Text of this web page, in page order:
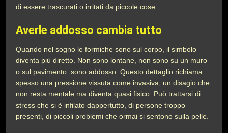
di essere trascurati o irritati da piccole cose.
Averle addosso cambia tutto
Quando nel sogno le formiche sono sul corpo, il simbolo
diventa più diretto. Non sono lontane, non sono su un muro
o sul pavimento: sono addosso. Questo dettaglio richiama
spesso una pressione vissuta come invasiva, un disagio che
non resta mentale ma diventa quasi fisico. Può trattarsi di
stress che si è infilato dappertutto, di persone troppo
presenti, di piccoli problemi che ormai si sentono sulla pelle.